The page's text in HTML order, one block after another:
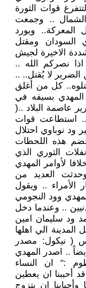
قوات الثورة
الشمال .. وجمعت
المعركة.. ويورد
ومقتل
الاخيرة لجيش
اذا نصركم الله ..
الضرير لا يُقتل.. ..
كل من أغلق
المهدي بسيفه في
عاصمة البلاد ..(
: مصدر سابق ، ص 218 ) .. استطاعت قوات
ود نوباوي احتلال
هذه اللحظات
الثوري الذي
لأوامر المهدي
العديد من
الأمراء .. ويقول
وود النجومي
.. وعندما دخل
ود سليمان امين
الي اهلها
( نيكول: مصدر
أيضاً .. اصدر المهدي
:" ان النساء
أحببنا ان يعطين
ان يتزوج